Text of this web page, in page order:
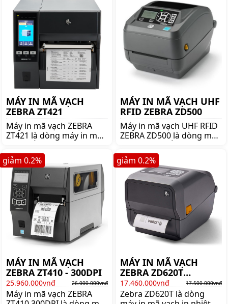
GC420T lên ngay
shoppos.vn để nhận được
nhiều ưu đãi và giá tốt!!
GT820 lên ngay
shoppos.vn để nhận được
nhiều ưu đãi và giá tốt!!
MÁY IN MÃ VẠCH
ZEBRA ZT421
Máy in mã vạch ZEBRA
ZT421 là dòng máy in mã
hiệu ZEBRA. Mua ZEBRA
ZT421 lên ngay
shoppos.vn để nhận được
nhiều ưu đãi và giá tốt!!
MÁY IN MÃ VẠCH UHF
RFID ZEBRA ZD500
Máy in mã vạch UHF RFID
ZEBRA ZD500 là dòng máy
thương hiệu ZEBRA. Mua
UHF RFID ZEBRA ZD500
lên ngay shoppos.vn !!
MÁY IN MÃ VẠCH
ZEBRA ZT410 - 300DPI
25.960.000vnđ 26.000.000vnđ
Máy in mã vạch ZEBRA
giảm 0.2%
MÁY IN MÃ VẠCH
ZEBRA ZD620T
(300DPI)
17.460.000vnđ 17.500.000vnđ
Zebra ZD620T là dòng
giảm 0.2%